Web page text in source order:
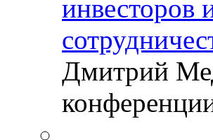
инвесторов
Дмитрий